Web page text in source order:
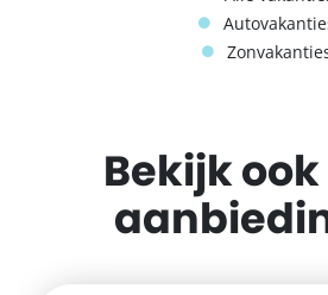
Bekijk